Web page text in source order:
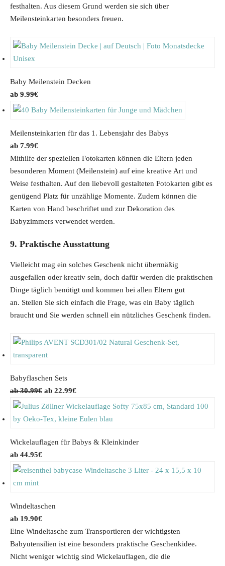
festhalten. Aus diesem Grund werden sie sich über
Meilensteinkarten besonders freuen.
Baby Meilenstein Decken
9.99€
Meilensteinkarten für das 1. Lebensjahr des Babys
7.99€
Mithilfe der speziellen Fotokarten können die Eltern jeden
besonderen Moment (Meilenstein) auf eine kreative Art und
Weise festhalten. Auf den liebevoll gestalteten Fotokarten gibt es
genügend Platz für unzählige Momente. Zudem können die
Karten von Hand beschriftet und zur Dekoration des
Babyzimmers verwendet werden.
9. Praktische Ausstattung
Vielleicht mag ein solches Geschenk nicht übermäßig
ausgefallen oder kreativ sein, doch dafür werden die praktischen
Dinge täglich benötigt und kommen bei allen Eltern gut
an. Stellen Sie sich einfach die Frage, was ein Baby täglich
braucht und Sie werden schnell ein nützliches Geschenk finden.
Babyflaschen Sets
30.99€ O
r
i
i
r
c
e
w
22.99€C
u
e
e
i
s
Wickelauflagen für Babys & Kleinkinder
44.95€
Windeltaschen
19.90€
Eine Windeltasche zum Transportieren der wichtigsten
Babyutensilien ist eine besonders praktische Geschenkidee.
Nicht weniger wichtig sind Wickelauflagen, die die